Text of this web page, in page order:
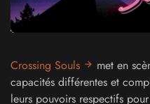
Crossing Souls
met en
capacités différentes et
leurs pouvoirs respectifs